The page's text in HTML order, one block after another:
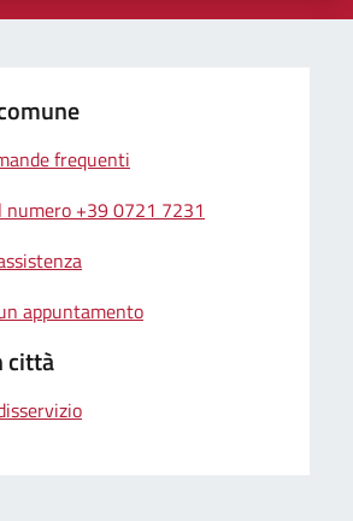
frequenti
numero +39 0721 7231
appuntamento
città